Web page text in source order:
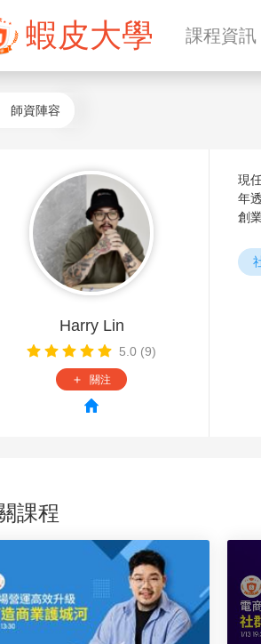
蝦皮大學 課程資訊
師資陣容
Harry Lin
5.0 (9)
add 關注
現
年
創
課程